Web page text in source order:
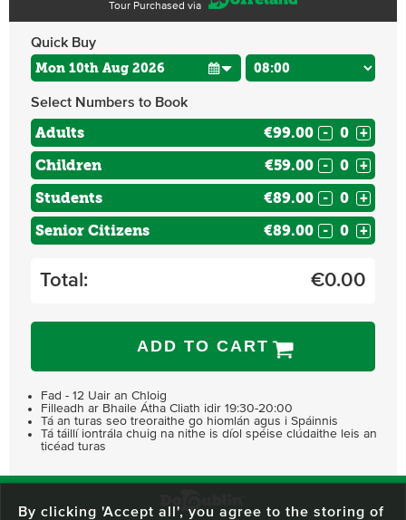
Tour Purchased via
Quick Buy
Select Numbers to Book
Adults €99.00 - +
Children €59.00 - +
Students €89.00 - +
Senior Citizens €89.00 - +
Total: €0.00
ADD TO CART
Fad - 12 Uair an Chloig
Filleadh ar Bhaile Átha Cliath idir 19:30-20:00
Tá an turas seo treoraithe go hiomlán agus i Spáinnis
Tá táillí iontrála chuig na nithe is díol spéise clúdaithe leis an
ticéad turas
By clicking 'Accept all', you agree to the storing of